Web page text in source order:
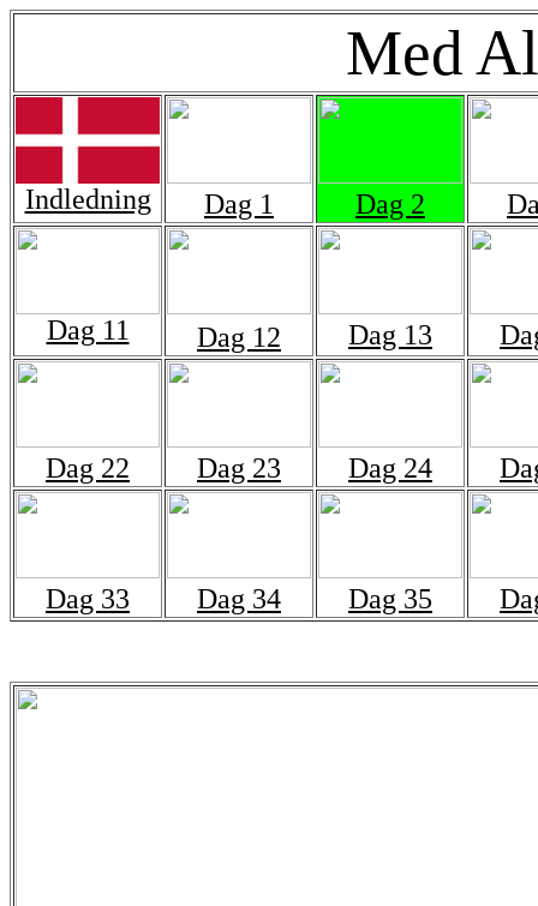
Med
Indledning Dag 1 Dag 2
Dag 11 Dag 12 Dag 13
Dag 22 Dag 23 Dag 24
Dag 33 Dag 34 Dag 35